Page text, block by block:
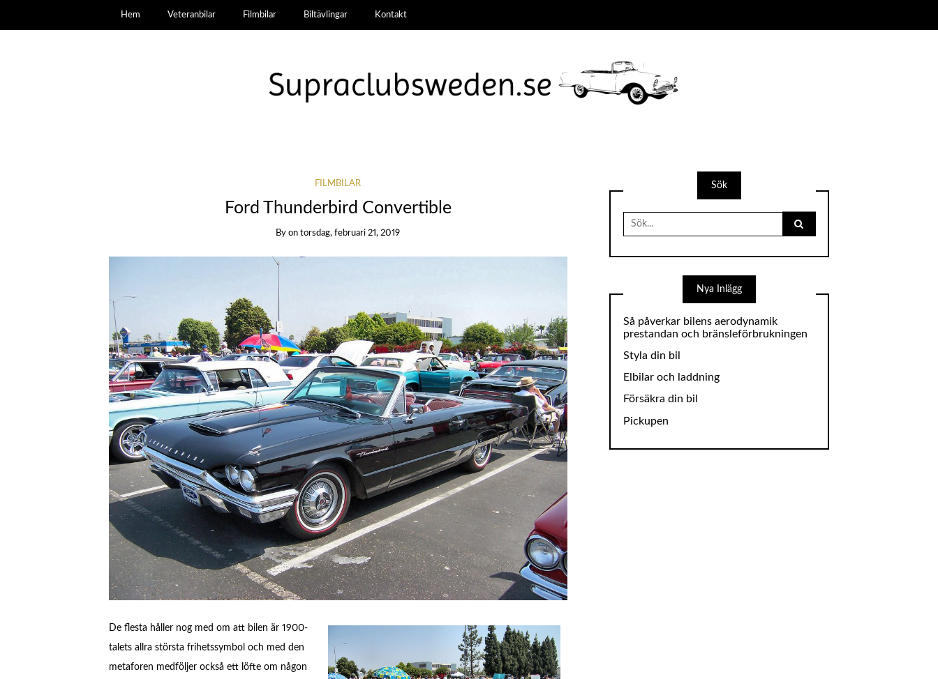
Hem Veteranbilar Filmbilar Biltävlingar Kontakt
FILMBILAR
Ford Thunderbird Convertible
Byontorsdag, februari 21, 2019
De flesta håller nog med om att bilen är 1900-
talets allra största frihetssymbol och med den
metaforen medföljer också ett löfte om någon
Sök
for:
Nya Inlägg
Så påverkar bilens aerodynamik
prestandan och bränsleförbrukningen
Styla din bil
Elbilar och laddning
Försäkra din bil
Pickupen